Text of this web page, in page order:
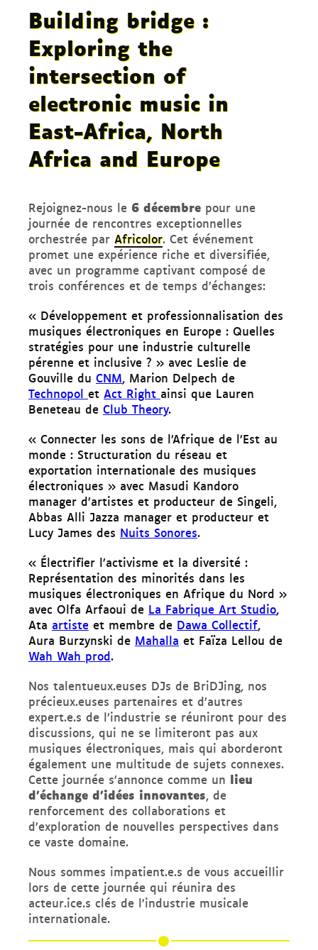
Building bridge :
Exploring the
intersection of
electronic music in
East-Africa, North
Africa and Europe
Rejoignez-nous le 6 décembre pour une
journée de rencontres exceptionnelles
orchestrée par Africolor. Cet événement
promet une expérience riche et diversifiée,
avec un programme captivant composé de
trois conférences et de temps d’échanges:
« Développement et professionnalisation des
musiques électroniques en Europe : Quelles
stratégies pour une industrie culturelle
pérenne et inclusive ? » avec Leslie de
Gouville du CNM, Marion Delpech de
Technopol et Act Right ainsi que Lauren
Beneteau de Club Theory.
« Connecter les sons de l’Afrique de l’Est au
monde : Structuration du réseau et
exportation internationale des musiques
électroniques » avec Masudi Kandoro
manager d’artistes et producteur de Singeli,
Abbas Alli Jazza manager et producteur et
Lucy James des Nuits Sonores.
« Électrifier l’activisme et la diversité :
Représentation des minorités dans les
musiques électroniques en Afrique du Nord »
avec Olfa Arfaoui de La Fabrique Art Studio,
Ata artiste et membre de Dawa Collectif,
Aura Burzynski de Mahalla et Faïza Lellou de
Wah Wah prod.
Nos talentueux.euses DJs de BriDJing, nos
précieux.euses partenaires et d’autres
expert.e.s de l’industrie se réuniront pour des
discussions, qui ne se limiteront pas aux
musiques électroniques, mais qui aborderont
également une multitude de sujets connexes.
Cette journée s’annonce comme un lieu
d’échange d’idées innovantes, de
renforcement des collaborations et
d’exploration de nouvelles perspectives dans
ce vaste domaine.
Nous sommes impatient.e.s de vous accueillir
lors de cette journée qui réunira des
acteur.ice.s clés de l’industrie musicale
internationale.